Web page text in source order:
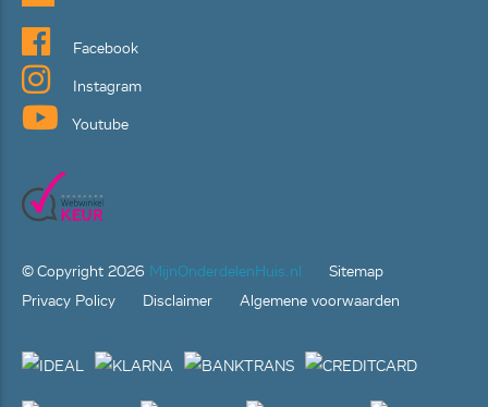
Facebook
Instagram
Youtube
© Copyright 2026 MijnOnderdelenHuis.nl
Sitemap
Privacy Policy
Disclaimer Algemene voorwaarden